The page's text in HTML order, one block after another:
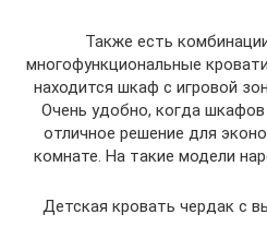
Также есть
многофункциональные
находится шкаф с игровой
Очень удобно, когда
отличное решение для
комнате. На такие модели
Детская кровать чердак с